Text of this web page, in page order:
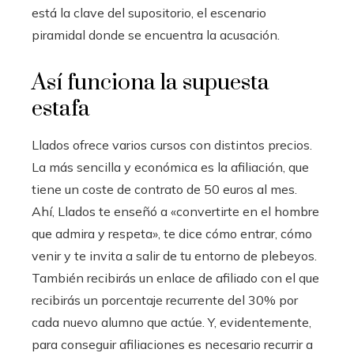
está la clave del supositorio, el escenario
piramidal donde se encuentra la acusación.
Así funciona la supuesta
estafa
Llados ofrece varios cursos con distintos precios.
La más sencilla y económica es la afiliación, que
tiene un coste de contrato de 50 euros al mes.
Ahí, Llados te enseñó a «convertirte en el hombre
que admira y respeta», te ​​dice cómo entrar, cómo
venir y te invita a salir de tu entorno de plebeyos.
También recibirás un enlace de afiliado con el que
recibirás un porcentaje recurrente del 30% por
cada nuevo alumno que actúe. Y, evidentemente,
para conseguir afiliaciones es necesario recurrir a